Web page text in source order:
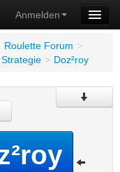
Anmelden
Roulette Forum >
Strategie > Doz²roy